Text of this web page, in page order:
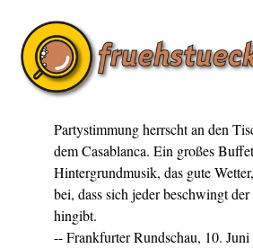
Partystimmung herrscht an den
dem Casablanca. Ein großes
Hintergrundmusik, das gute
bei, dass sich jeder beschwingt
hingibt.
-- Frankfurter Rundschau, 10. Juni